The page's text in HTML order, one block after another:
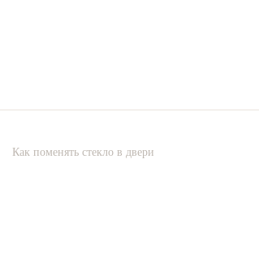
Как поменять стекло в двери